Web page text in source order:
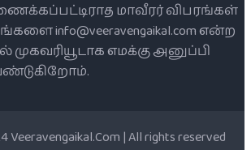
மாவீரர் விபரங்கள்
info@veeravengaikal.com என்ற
எமக்கு அனுப்பி
Veeravengaikal.Com | All rights reserved